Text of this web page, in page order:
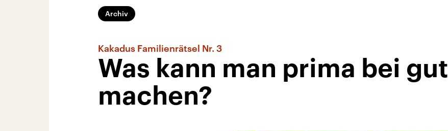
Archiv
Kakadus Familienrätsel Nr. 3
Was kann man prima bei
machen?